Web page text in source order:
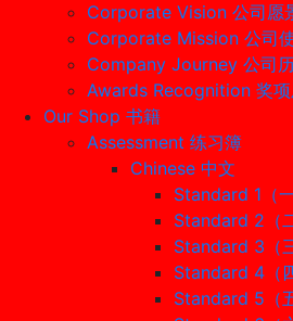
Corporate Vision 公司愿
Corporate Mission 公司
Company Journey 公司
Awards Recognition 奖
Our Shop 书籍
Assessment 练习簿
Chinese 中文
Standard 1（一
Standard 2（
Standard 3（
Standard 4（
Standard 5（